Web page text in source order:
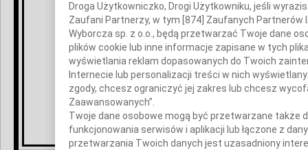
"Każdy człowiek, nawet najskromniejszy, zostawia ślad
jego życie zahacza o przeszłość i sięga w
Pogrzeb odbędzie się 5 grudnia 2019 r - o godz
Cmentarzu Komunalnym w Gryficach przy ul.
O czym zawiadamia pogrążona w głębokim
rodzina
Droga Użytkowniczko, Drogi Użytkowniku, jeśli
Zaufani Partnerzy, w tym [ 874 ] Zaufanych Partnerów
Wyborcza sp. z o.o., będą przetwarzać Twoje dane
plików cookie lub inne informacje zapisane w tych
wyświetlania reklam dopasowanych do Twoich
Internecie lub personalizacji treści w nich
zgody, chcesz ograniczyć jej zakres lub chcesz
Zaawansowanych”.
Twoje dane osobowe mogą być przetwarzane także
funkcjonowania serwisów i aplikacji lub łączone z
przetwarzania Twoich danych jest uzasadniony